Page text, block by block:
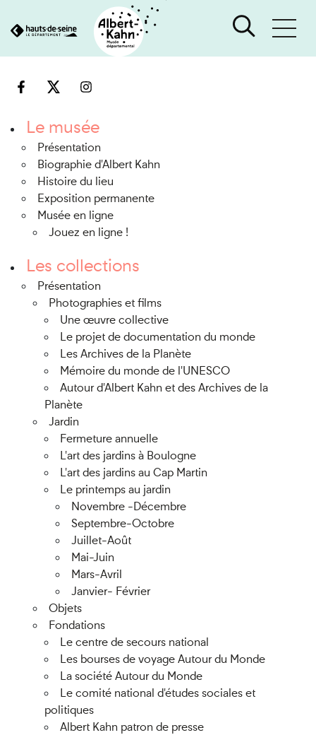
au
Le musée
Présentation
Biographie d'Albert Kahn
Histoire du lieu
Exposition permanente
Musée en ligne
Jouez en ligne !
Les collections
Présentation
Photographies et films
Une œuvre collective
Le projet de documentation du monde
Les Archives de la Planète
Mémoire du monde de l'UNESCO
Autour d'Albert Kahn et des Archives de la
Planète
Jardin
Fermeture annuelle
L'art des jardins à Boulogne
L'art des jardins au Cap Martin
Le printemps au jardin
Novembre -Décembre
Septembre-Octobre
Juillet-Août
Mai-Juin
Mars-Avril
Janvier- Février
Objets
Fondations
Le centre de secours national
Les bourses de voyage Autour du Monde
La société Autour du Monde
Le comité national d'études sociales et
politiques
Albert Kahn patron de presse
Cookies et traceurs utilisés sur ce site